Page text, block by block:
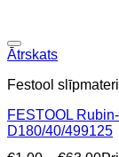
Ātrskats
Festool
FESTOOL
D180/40/499125